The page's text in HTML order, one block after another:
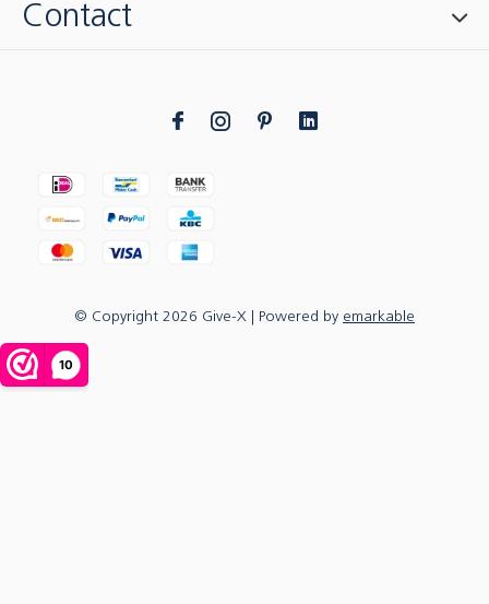
Contact
© Copyright 2026 Give-X | Powered by emarkable